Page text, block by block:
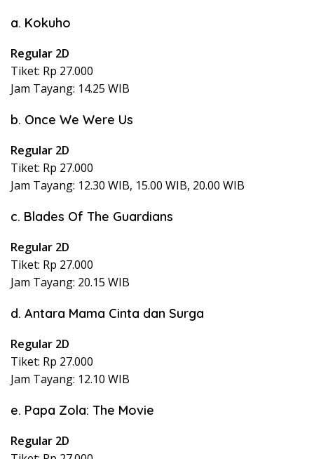
a. Kokuho
Regular 2D
Tiket: Rp 27.000
Jam Tayang: 14.25 WIB
b. Once We Were Us
Regular 2D
Tiket: Rp 27.000
Jam Tayang: 12.30 WIB, 15.00 WIB, 20.00 WIB
c. Blades Of The Guardians
Regular 2D
Tiket: Rp 27.000
Jam Tayang: 20.15 WIB
d. Antara Mama Cinta dan Surga
Regular 2D
Tiket: Rp 27.000
Jam Tayang: 12.10 WIB
e. Papa Zola: The Movie
Regular 2D